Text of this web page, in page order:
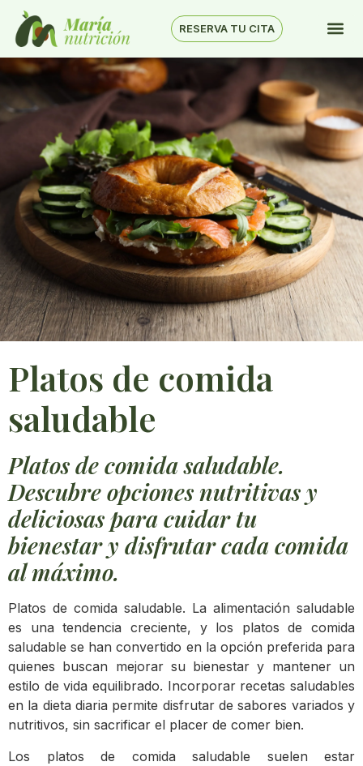
RESERVA TU CITA
Platos de comida
saludable
Platos de comida saludable.
Descubre opciones nutritivas y
deliciosas para cuidar tu
bienestar y disfrutar cada comida
al máximo.
Platos de comida saludable. La alimentación saludable
es una tendencia creciente, y los platos de comida
saludable se han convertido en la opción preferida para
quienes buscan mejorar su bienestar y mantener un
estilo de vida equilibrado. Incorporar recetas saludables
en la dieta diaria permite disfrutar de sabores variados y
nutritivos, sin sacrificar el placer de comer bien.
Los platos de comida saludable suelen estar